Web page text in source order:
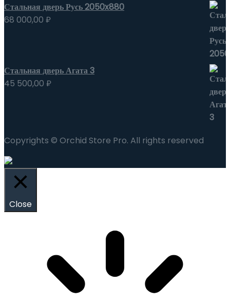
Стальная дверь Русь 2050x880
68 000,00 ₽
Стальная дверь Агата 3
45 500,00 ₽
Copyrights © Orchid Store Pro. All rights reserved
Close